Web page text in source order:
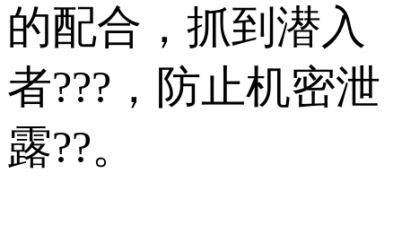
的配合，抓到潜入
者???，防止机密泄
露??。